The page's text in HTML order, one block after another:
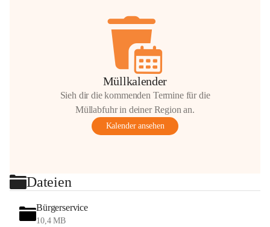
Müllkalender
Sieh dir die kommenden Termine für die
Müllabfuhr in deiner Region an.
Kalender ansehen
Dateien
Bürgerservice
10,4 MB